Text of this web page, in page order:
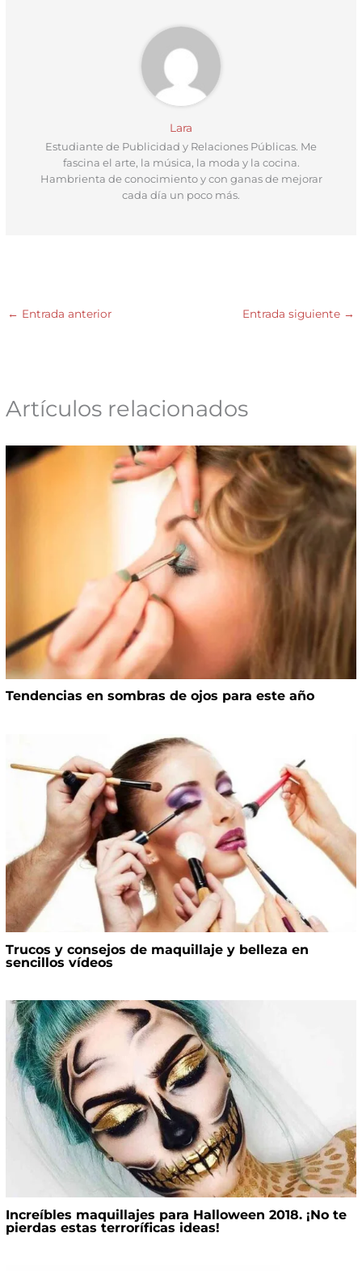
Lara
Estudiante de Publicidad y Relaciones Públicas. Me
fascina el arte, la música, la moda y la cocina.
Hambrienta de conocimiento y con ganas de mejorar
cada día un poco más.
← Entrada anterior Entrada siguiente →
Artículos relacionados
Tendencias en sombras de ojos para este año
Trucos y consejos de maquillaje y belleza en
sencillos vídeos
Increíbles maquillajes para Halloween 2018. ¡No te
pierdas estas terroríficas ideas!